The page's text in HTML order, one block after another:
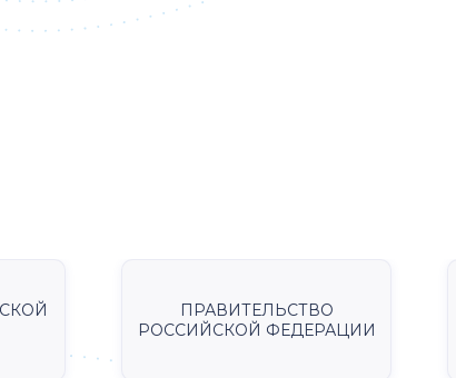
ПРАВИТЕЛЬСТВО
РОССИЙСКОЙ ФЕДЕРАЦИИ